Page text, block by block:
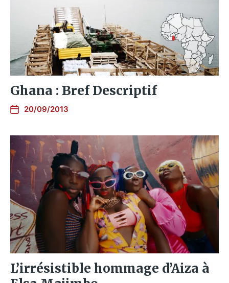
Ghana : Bref Descriptif
20/09/2013
L’irrésistible hommage d’Aiza à